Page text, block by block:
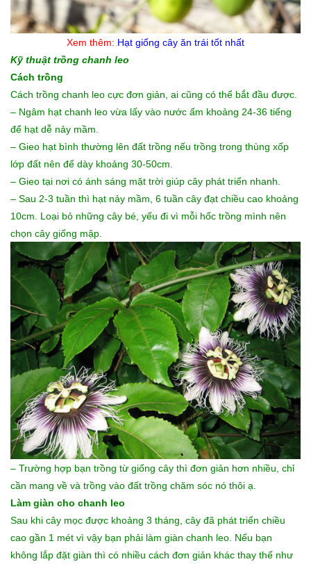
Xem thêm: Hạt giống cây ăn trái tốt nhất
Kỹ thuật trồng chanh leo
Cách trồng
Cách trồng chanh leo cực đơn giản, ai cũng có thể bắt đầu được.
– Ngâm hạt chanh leo vừa lấy vào nước ấm khoảng 24-36 tiếng
để hạt dễ nảy mầm.
– Gieo hạt bình thường lên đất trồng nếu trồng trong thùng xốp
lớp đất nên để dày khoảng 30-50cm.
– Gieo tại nơi có ánh sáng mặt trời giúp cây phát triển nhanh.
– Sau 2-3 tuần thì hạt nảy mầm, 6 tuần cây đạt chiều cao khoảng
10cm. Loại bỏ những cây bé, yếu đi vì mỗi hốc trồng mình nên
chọn cây giống mập.
– Trường hợp bạn trồng từ giống cây thì đơn giản hơn nhiều, chỉ
cần mang về và trồng vào đất trồng chăm sóc nó thôi ạ.
Làm giàn cho chanh leo
Sau khi cây mọc được khoảng 3 tháng, cây đã phát triển chiều
cao gần 1 mét vì vậy bạn phải làm giàn chanh leo. Nếu bạn
không lắp đặt giàn thì có nhiều cách đơn giản khác thay thế như